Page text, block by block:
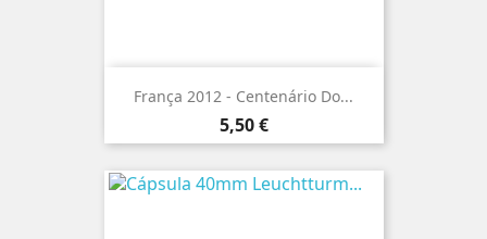
França 2012 - Centenário Do...
Preço
5,50 €